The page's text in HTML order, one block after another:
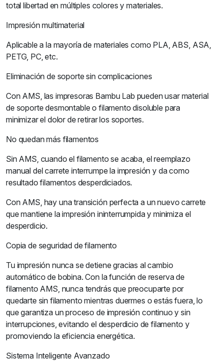
total libertad en múltiples colores y materiales.
Impresión multimaterial
Aplicable a la mayoría de materiales como PLA, ABS, ASA,
PETG, PC, etc.
Eliminación de soporte sin complicaciones
Con AMS, las impresoras Bambu Lab pueden usar material
de soporte desmontable o filamento disoluble para
minimizar el dolor de retirar los soportes.
No quedan más filamentos
Sin AMS, cuando el filamento se acaba, el reemplazo
manual del carrete interrumpe la impresión y da como
resultado filamentos desperdiciados.
Con AMS, hay una transición perfecta a un nuevo carrete
que mantiene la impresión ininterrumpida y minimiza el
desperdicio.
Copia de seguridad de filamento
Tu impresión nunca se detiene gracias al cambio
automático de bobina. Con la función de reserva de
filamento AMS, nunca tendrás que preocuparte por
quedarte sin filamento mientras duermes o estás fuera, lo
que garantiza un proceso de impresión continuo y sin
interrupciones, evitando el desperdicio de filamento y
promoviendo la eficiencia energética.
Sistema Inteligente Avanzado